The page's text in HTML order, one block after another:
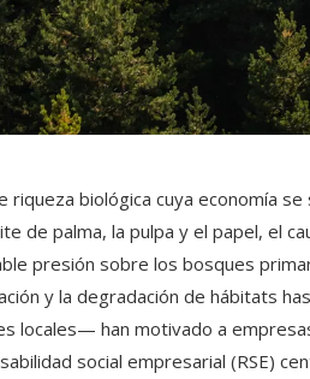
riqueza biológica cuya economía
de palma, la pulpa y el papel, el
presión sobre los bosques
y la degradación de hábitats
locales— han motivado a
social empresarial (RSE)